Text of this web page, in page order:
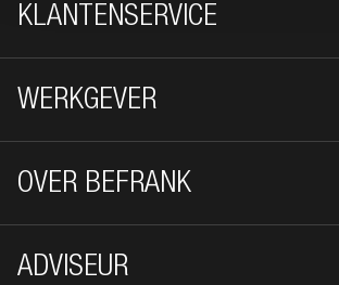
KLANTENSERVICE
WERKGEVER
OVER BEFRANK
ADVISEUR